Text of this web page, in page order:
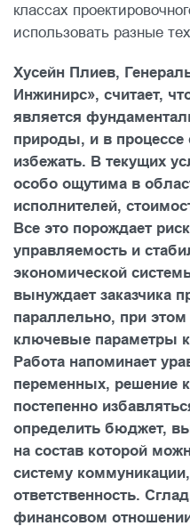
классах
использовать разные
Хусейн Плиев,
Инжинирс», считает,
является
природы, и в процессе
избежать. В текущих
особо ощутима в
исполнителей,
Все это порождает
управляемость и
экономической
вынуждает заказчика
параллельно, при этом
ключевые параметры
Работа напоминает
переменных, решение
постепенно
определить бюджет,
на состав которой
систему
ответственность.
финансовом